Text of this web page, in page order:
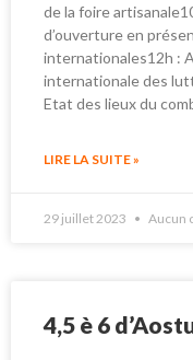
de la foire
d’ouverture en
internationales12h :
internationale des
Etat des lieux du
LIRE LA SUITE »
29 juillet 2023 Aucun
4,5 è 6